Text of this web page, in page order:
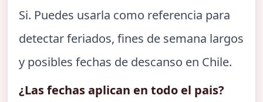
Si. Puedes usarla como referencia para
detectar feriados, fines de semana largos
y posibles fechas de descanso en Chile.
¿Las fechas aplican en todo el pais?